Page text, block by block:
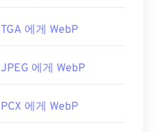
TGA 에게 WebP
JPEG 에게 WebP
PCX 에게 WebP